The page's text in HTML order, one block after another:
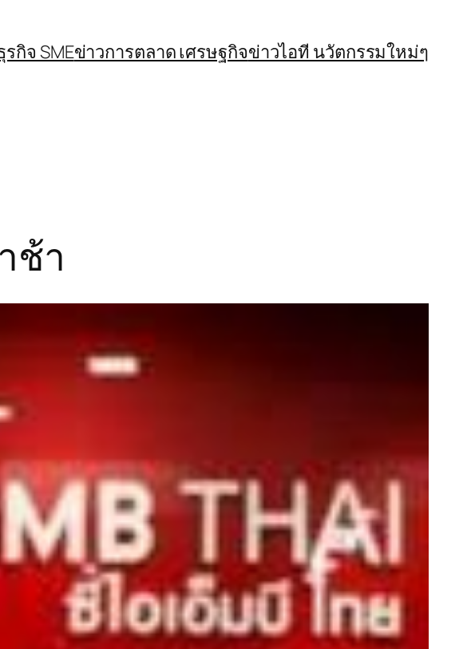
รกิจ SMEข่าวการตลาด เศรษฐกิจข่าวไอที นวัตกรรมใหม่ๆ
ช้า